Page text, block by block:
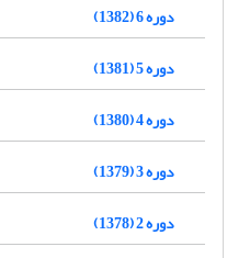
دوره 6 (1382)
دوره 5 (1381)
دوره 4 (1380)
دوره 3 (1379)
دوره 2 (1378)